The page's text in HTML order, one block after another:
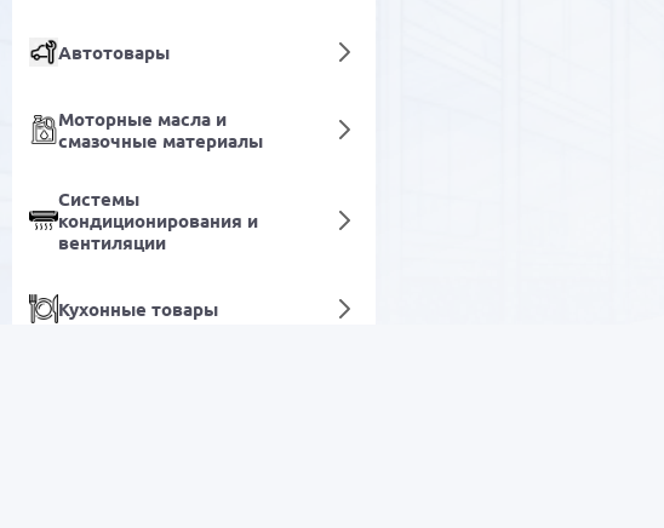
Автотовары
Моторные масла и
смазочные материалы
Системы
кондиционирования и
вентиляции
Кухонные товары